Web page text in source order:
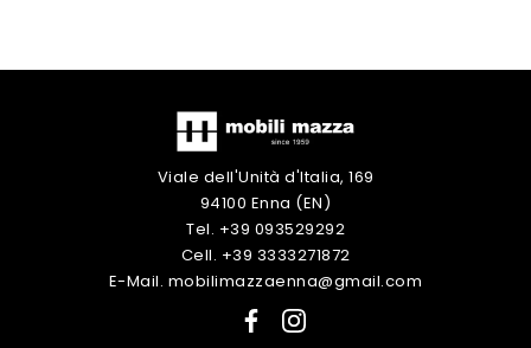
Viale dell'Unità d'Italia, 169
94100 Enna (EN)
Tel. +39 093529292
Cell. +39 3333271872
E-Mail. mobilimazzaenna@gmail.com